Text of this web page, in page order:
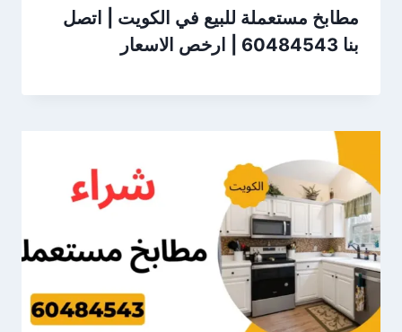
مطابخ مستعملة للبيع في الكويت | اتصل
بنا 60484543 | ارخص الاسعار